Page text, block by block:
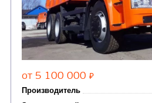
Цена по запросу
Производитель
Экологический класс
Грузоподъемность, кг
Вместимость кузова, м3